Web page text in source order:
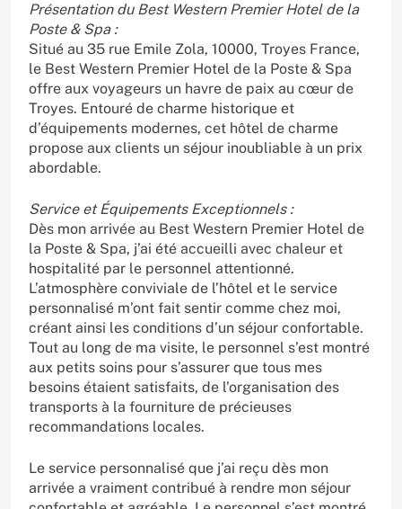
Présentation du Best Western Premier Hotel de la
Poste & Spa :
Situé au 35 rue Emile Zola, 10000, Troyes France,
le Best Western Premier Hotel de la Poste & Spa
offre aux voyageurs un havre de paix au cœur de
Troyes. Entouré de charme historique et
d’équipements modernes, cet hôtel de charme
propose aux clients un séjour inoubliable à un prix
abordable.
Service et Équipements Exceptionnels :
Dès mon arrivée au Best Western Premier Hotel de
la Poste & Spa, j’ai été accueilli avec chaleur et
hospitalité par le personnel attentionné.
L’atmosphère conviviale de l’hôtel et le service
personnalisé m’ont fait sentir comme chez moi,
créant ainsi les conditions d’un séjour confortable.
Tout au long de ma visite, le personnel s’est montré
aux petits soins pour s’assurer que tous mes
besoins étaient satisfaits, de l’organisation des
transports à la fourniture de précieuses
recommandations locales.
Le service personnalisé que j’ai reçu dès mon
arrivée a vraiment contribué à rendre mon séjour